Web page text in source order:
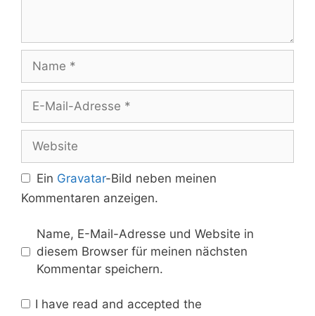
Name
Adresse
Website
Ein Gravatar-Bild neben meinen
Kommentaren anzeigen.
Name, E-Mail-Adresse und Website in
diesem Browser für meinen nächsten
Kommentar speichern.
I have read and accepted the